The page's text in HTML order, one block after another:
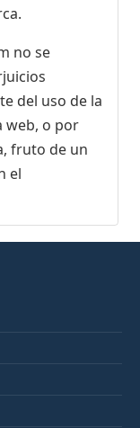
no se
del uso de la
web, o por
fruto de un
el